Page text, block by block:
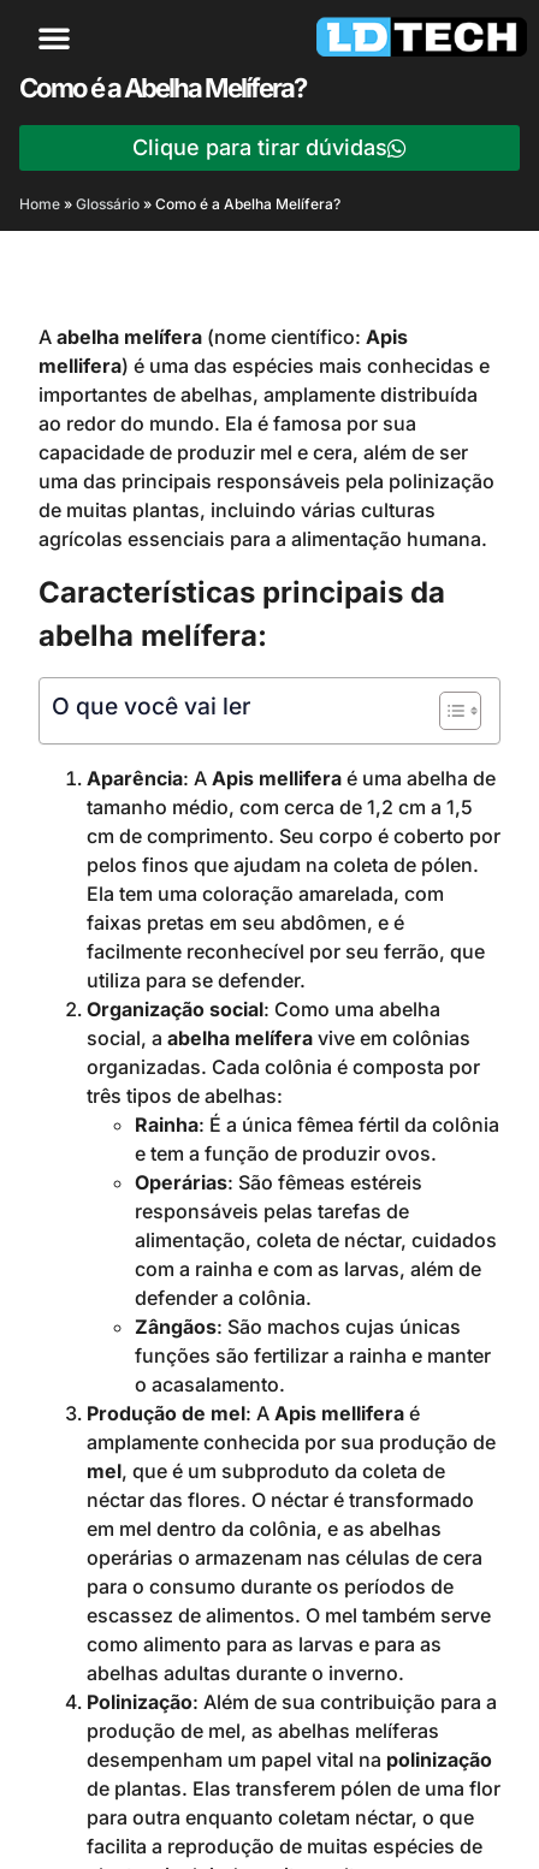
Como é a Abelha Melífera?
Clique para tirar dúvidas
Home » Glossário » Como é a Abelha Melífera?
A abelha melífera (nome científico: Apis
mellifera) é uma das espécies mais conhecidas e
importantes de abelhas, amplamente distribuída
ao redor do mundo. Ela é famosa por sua
capacidade de produzir mel e cera, além de ser
uma das principais responsáveis pela polinização
de muitas plantas, incluindo várias culturas
agrícolas essenciais para a alimentação humana.
Características principais da
abelha melífera:
O que você vai ler
Aparência: A Apis mellifera é uma abelha de
tamanho médio, com cerca de 1,2 cm a 1,5
cm de comprimento. Seu corpo é coberto por
pelos finos que ajudam na coleta de pólen.
Ela tem uma coloração amarelada, com
faixas pretas em seu abdômen, e é
facilmente reconhecível por seu ferrão, que
utiliza para se defender.
Organização social: Como uma abelha
social, a abelha melífera vive em colônias
organizadas. Cada colônia é composta por
três tipos de abelhas:
Rainha: É a única fêmea fértil da colônia
e tem a função de produzir ovos.
Operárias: São fêmeas estéreis
responsáveis pelas tarefas de
alimentação, coleta de néctar, cuidados
com a rainha e com as larvas, além de
defender a colônia.
Zângãos: São machos cujas únicas
funções são fertilizar a rainha e manter
o acasalamento.
Produção de mel: A Apis mellifera é
amplamente conhecida por sua produção de
mel, que é um subproduto da coleta de
néctar das flores. O néctar é transformado
em mel dentro da colônia, e as abelhas
operárias o armazenam nas células de cera
para o consumo durante os períodos de
escassez de alimentos. O mel também serve
como alimento para as larvas e para as
abelhas adultas durante o inverno.
Polinização: Além de sua contribuição para a
produção de mel, as abelhas melíferas
desempenham um papel vital na polinização
de plantas. Elas transferem pólen de uma flor
para outra enquanto coletam néctar, o que
facilita a reprodução de muitas espécies de